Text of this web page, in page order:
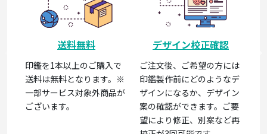
送料無料
印鑑を1本以上のご購入で
送料は無料となります。※
一部サービス対象外商品が
ございます。
デザイン校正確認
ご注文後、ご希望の方には
印鑑製作前にどのようなデ
ザインになるか、デザイン
案の確認ができます。ご要
望により修正、別案など再